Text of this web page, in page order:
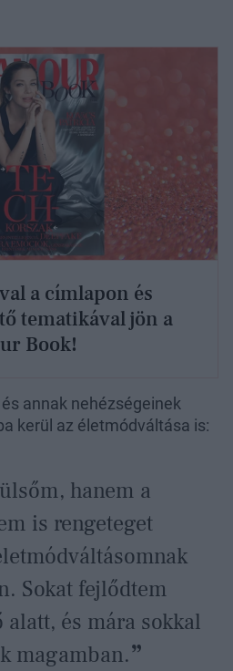
a címlapon és
tematikával jön a
Book!
annak nehézségeinek
kerül az életmódváltása is:
hanem a
is rengeteget
Sokat fejlődtem
alatt, és mára sokkal
magamban.